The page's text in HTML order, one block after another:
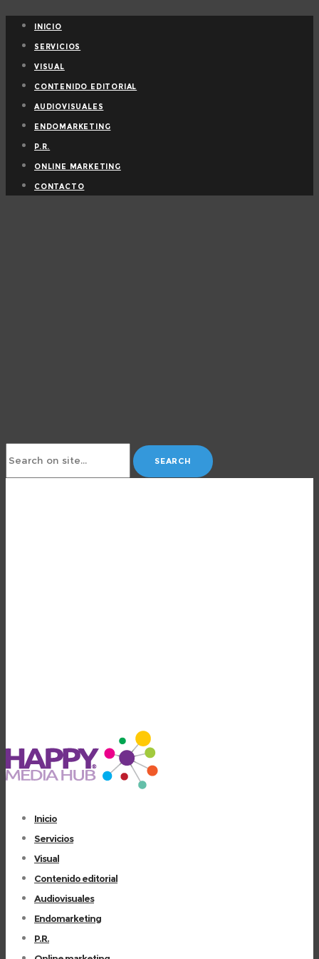
INICIO
SERVICIOS
VISUAL
CONTENIDO EDITORIAL
AUDIOVISUALES
ENDOMARKETING
P.R.
ONLINE MARKETING
CONTACTO
Inicio
Servicios
Visual
Contenido editorial
Audiovisuales
Endomarketing
P.R.